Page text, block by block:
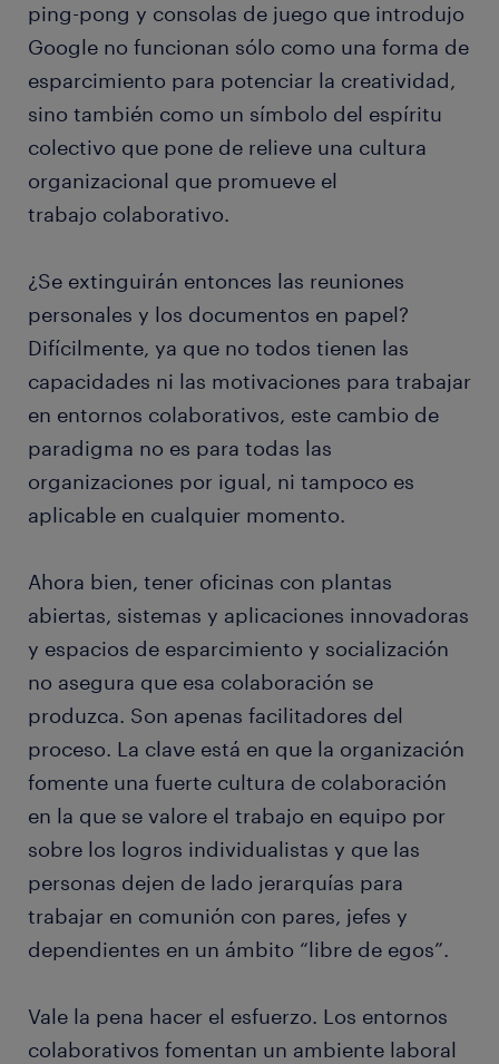
ping-pong y consolas de juego que introdujo
Google no funcionan sólo como una forma de
esparcimiento para potenciar la creatividad,
sino también como un símbolo del espíritu
colectivo que pone de relieve una cultura
organizacional que promueve el
trabajo colaborativo.
¿Se extinguirán entonces las reuniones
personales y los documentos en papel?
Difícilmente, ya que no todos tienen las
capacidades ni las motivaciones para trabajar
en entornos colaborativos, este cambio de
paradigma no es para todas las
organizaciones por igual, ni tampoco es
aplicable en cualquier momento.
Ahora bien, tener oficinas con plantas
abiertas, sistemas y aplicaciones innovadoras
y espacios de esparcimiento y socialización
no asegura que esa colaboración se
produzca. Son apenas facilitadores del
proceso. La clave está en que la organización
fomente una fuerte cultura de colaboración
en la que se valore el trabajo en equipo por
sobre los logros individualistas y que las
personas dejen de lado jerarquías para
trabajar en comunión con pares, jefes y
dependientes en un ámbito “libre de egos”.
Vale la pena hacer el esfuerzo. Los entornos
colaborativos fomentan un ambiente laboral